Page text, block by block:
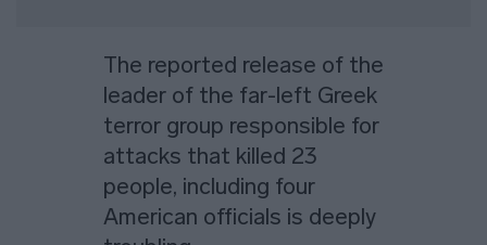
The reported release of the
leader of the far-left Greek
terror group responsible for
attacks that killed 23
people, including four
American officials is deeply